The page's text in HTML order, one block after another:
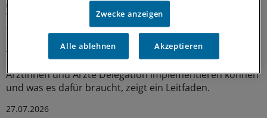
Wie Delegation in der Rheumatologie
funktionieren kann
Ärztliche Aufgaben zu delegieren, ist in den meisten
rheumatologischen Praxen längst Standard. Wie
Ärztinnen und Ärzte Delegation implementieren können
und was es dafür braucht, zeigt ein Leitfaden.
27.07.2026
Zwecke anzeigen
Alle ablehnen Akzeptieren